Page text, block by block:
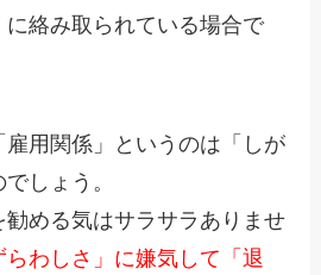
絡み取られている場合で
雇用関係」というのは「しが
しょう。
める気はサラサラありませ
らわしさ」に嫌気して「退